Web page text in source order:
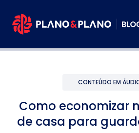
CONTEÚDO EM
Como economizar
de casa para